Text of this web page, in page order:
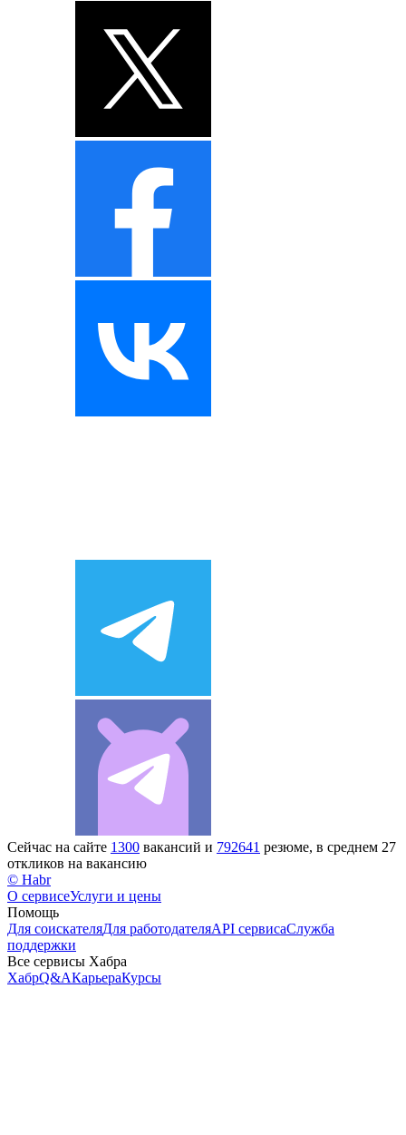
Сейчас на сайте 1300 вакансий и 792641 резюме, в среднем 27
откликов на вакансию
© Habr
О сервисеУслуги и цены
Помощь
Для соискателяДля работодателяAPI сервисаСлужба
поддержки
Все сервисы Хабра
ХабрQ&AКарьераКурсы